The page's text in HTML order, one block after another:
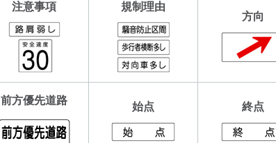
注意事項
規制理由
方向
前方優先道路
始点 終点